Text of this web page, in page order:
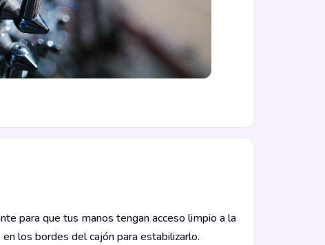
para que tus manos tengan acceso limpio a la
los bordes del cajón para estabilizarlo.